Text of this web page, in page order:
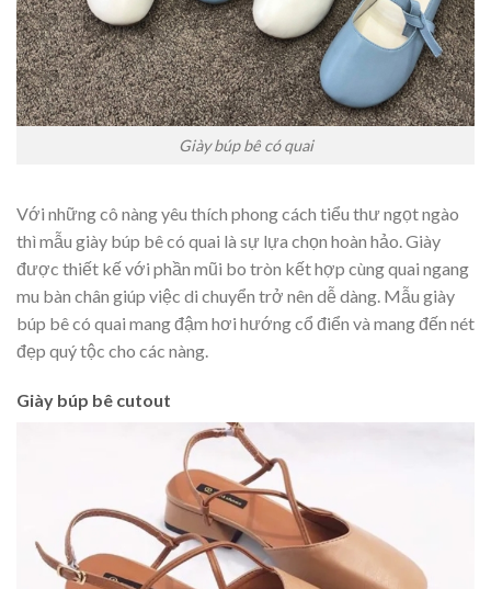
Giày búp bê có quai
Với những cô nàng yêu thích phong cách tiểu thư ngọt ngào
thì mẫu giày búp bê có quai là sự lựa chọn hoàn hảo. Giày
được thiết kế với phần mũi bo tròn kết hợp cùng quai ngang
mu bàn chân giúp việc di chuyển trở nên dễ dàng. Mẫu giày
búp bê có quai mang đậm hơi hướng cổ điển và mang đến nét
đẹp quý tộc cho các nàng.
Giày búp bê cutout